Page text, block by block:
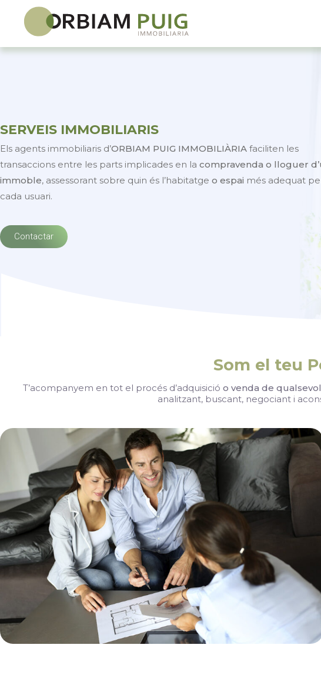
SERVEIS IMMOBILIARIS
Els agents immobiliaris d’ORBIAM PUIG IMMOBILIÀRIA faciliten les
transaccions entre les parts implicades en la compravenda o lloguer
immoble, assessorant sobre quin és l’habitatge o espai més adequat
cada usuari.
Contactar
Som el teu
T’acompanyem en tot el procés d’adquisició o venda de
analitzant, buscant, negociant i